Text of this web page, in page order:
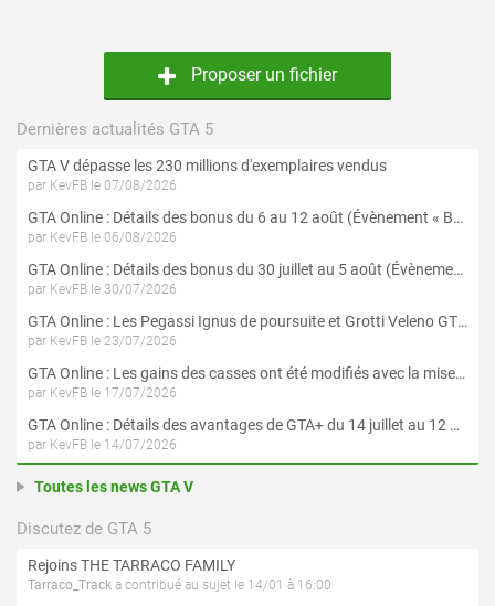
Proposer un fichier
Dernières actualités GTA 5
GTA V dépasse les 230 millions d'exemplaires vendus
par KevFB le 07/08/2026
GTA Online : Détails des bonus du 6 au 12 août (Évènement « Braquages de l'été » - Suite et fin)
par KevFB le 06/08/2026
GTA Online : Détails des bonus du 30 juillet au 5 août (Évènement « Braquages d'été »)
par KevFB le 30/07/2026
GTA Online : Les Pegassi Ignus de poursuite et Grotti Veleno GT sont maintenant disponibles
par KevFB le 23/07/2026
GTA Online : Les gains des casses ont été modifiés avec la mise à jour « Le Braquage du Kortz Center »
par KevFB le 17/07/2026
GTA Online : Détails des avantages de GTA+ du 14 juillet au 12 août
par KevFB le 14/07/2026
Toutes les news GTA V
Discutez de GTA 5
Rejoins THE TARRACO FAMILY
Tarraco_Track a contribué au sujet le 14/01 à 16:00